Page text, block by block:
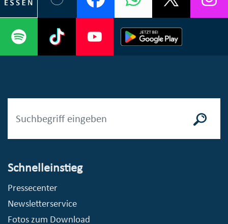
Schnelleinstieg
Pressecenter
Newsletterservice
Fotos zum Download